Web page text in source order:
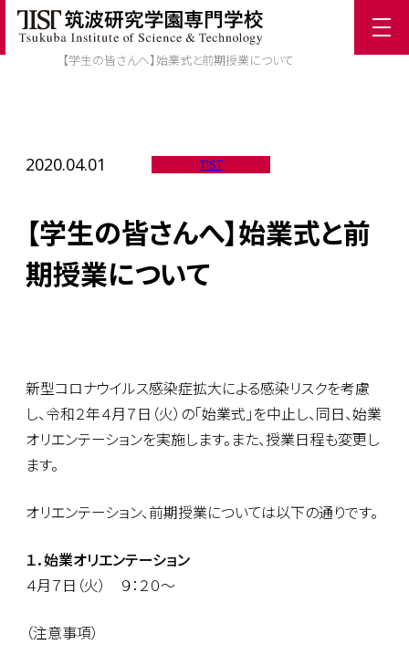
ホーム / TIST News /
【学生の皆さんへ】始業式と前期授業について
2020.04.01 TIST
【学生の皆さんへ】始業式と前
期授業について
新型コロナウイルス感染症拡大による感染リスクを考慮
し、令和２年４月７日（火）の「始業式」を中止し、同日、始業
オリエンテーションを実施します。また、授業日程も変更し
ます。
オリエンテーション、前期授業については以下の通りです。
１．始業オリエンテーション
４月７日（火） ９：２０～
（注意事項）